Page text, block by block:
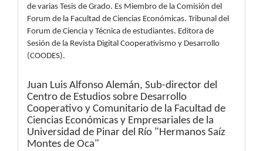
de varias Tesis de Grado. Es Miembro de la Comisión del
Forum de la Facultad de Ciencias Económicas. Tribunal del
Forum de Ciencia y Técnica de estudiantes. Editora de
Sesión de la Revista Digital Cooperativismo y Desarrollo
(COODES).
Juan Luis Alfonso Alemán, Sub-director del
Centro de Estudios sobre Desarrollo
Cooperativo y Comunitario de la Facultad de
Ciencias Económicas y Empresariales de la
Universidad de Pinar del Río "Hermanos Saíz
Montes de Oca"